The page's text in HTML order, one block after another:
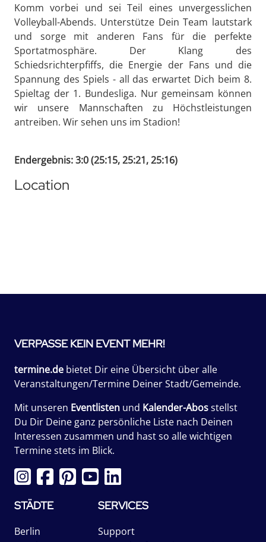
Komm vorbei und sei Teil eines unvergesslichen
Volleyball-Abends. Unterstütze Dein Team lautstark
und sorge mit anderen Fans für die perfekte
Sportatmosphäre. Der Klang des
Schiedsrichterpfiffs, die Energie der Fans und die
Spannung des Spiels - all das erwartet Dich beim 8.
Spieltag der 1. Bundesliga. Nur gemeinsam können
wir unsere Mannschaften zu Höchstleistungen
antreiben. Wir sehen uns im Stadion!
Endergebnis: 3:0 (25:15, 25:21, 25:16)
Location
VERPASSE KEIN EVENT MEHR!
termine.de bietet Dir eine Übersicht über alle
Veranstaltungen/Termine Deiner Stadt/Gemeinde.
Mit unseren Eventlisten und Kalender-Abosstellst
Du Dir Deine ganz persönliche Liste nach Deinen
Interessen zusammen und hast so alle wichtigen
Termine stets im Blick.
STÄDTE
Berlin
SERVICES
Support